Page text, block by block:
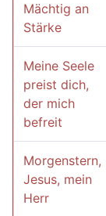
Mächtig an
Stärke
Meine Seele
preist dich,
der mich
befreit
Morgenstern,
Jesus, mein
Herr